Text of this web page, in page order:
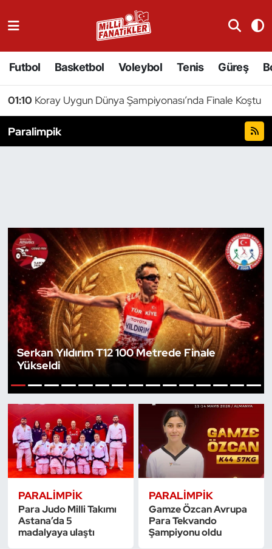
Futbol Basketbol Voleybol Tenis Güreş
01:10 Koray Uygun Dünya Şampiyonası’nda Finale Koştu
Paralimpik
Serkan Yıldırım T12 100 Metrede Finale
Yükseldi
1 2 3 4 5 6 7 8 9 10 11 12 13 14 15
PARALIMPIK
Para Judo Milli Takımı
Astana’da 5
madalyaya ulaştı
PARALIMPIK
Gamze Özcan Avrupa
Para Tekvando
Şampiyonu oldu
Badminton
Basketbol
Binicilik
Bisiklet
Bocce Bowling Dart
Boks
Briç
Buz Hokeyi
Buz Pateni
Çim Hokeyi
Cimnastik
Curling
Dağcılık